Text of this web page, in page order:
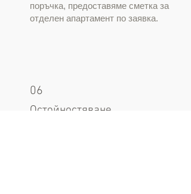
поръчка, предоставяме сметка за
отделен апартамент по заявка.
06
Остойностяване